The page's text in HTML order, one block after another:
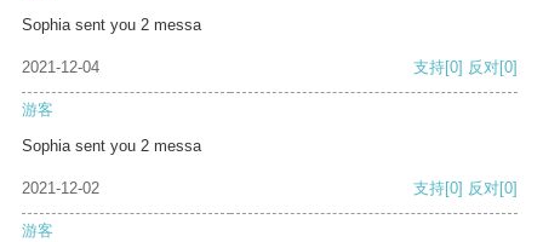
Sophia sent you 2 messa
2021-12-04 支持[0] 反对[0]
游客
Sophia sent you 2 messa
2021-12-02 支持[0] 反对[0]
游客